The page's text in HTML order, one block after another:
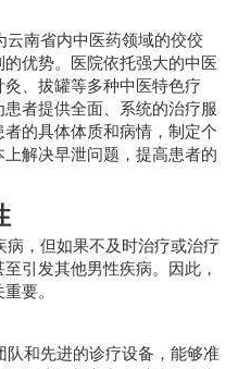
云南省内中医药领域的佼佼
优势。医院依托强大的中医
、拔罐等多种中医特色疗
者提供全面、系统的治疗服
的具体体质和病情，制定个
解决早泄问题，提高患者的
，但如果不及时治疗或治疗
引发其他男性疾病。因此，
要。
和先进的诊疗设备，能够准